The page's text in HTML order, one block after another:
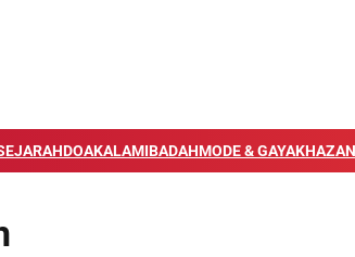
DOAKALAMIBADAHMODE & GAYA